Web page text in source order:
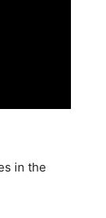
in the